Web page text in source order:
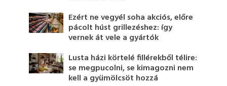
Ezért ne vegyél soha akciós, előre
pácolt húst grillezéshez: így
vernek át vele a gyártók
Lusta házi körtelé fillérekből télire:
se megpucolni, se kimagozni nem
kell a gyümölcsöt hozzá